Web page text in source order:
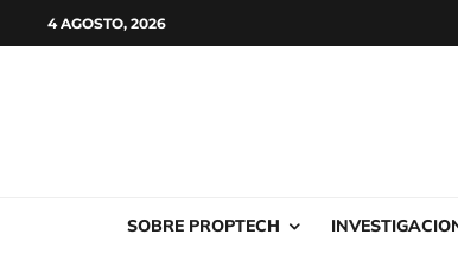
4 AGOSTO, 2026
SOBRE PROPTECH